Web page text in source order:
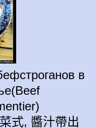
в
式, 醬汁帶出